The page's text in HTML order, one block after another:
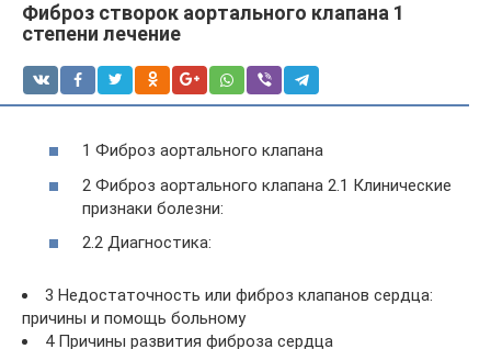
Фиброз створок аортального клапана 1
степени лечение
1 Фиброз аортального клапана
2 Фиброз аортального клапана 2.1 Клинические
признаки болезни:
2.2 Диагностика:
3 Недостаточность или фиброз клапанов сердца:
причины и помощь больному
4 Причины развития фиброза сердца